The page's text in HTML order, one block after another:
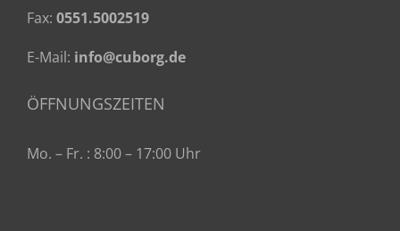
Fax: 0551.5002519
E-Mail: info@cuborg.de
ÖFFNUNGSZEITEN
Mo. – Fr. : 8:00 – 17:00 Uhr